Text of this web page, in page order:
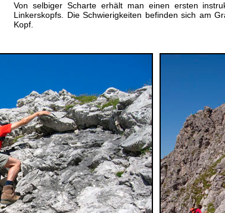
Von selbiger Scharte erhält man einen ersten
Linkerskopfs. Die Schwierigkeiten befinden sich am
Kopf.